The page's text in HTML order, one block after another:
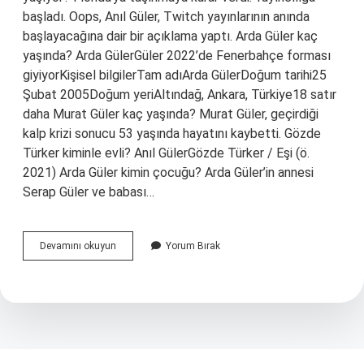
başladı. Oops, Anıl Güler, Twitch yayınlarının anında
başlayacağına dair bir açıklama yaptı. Arda Güler kaç
yaşında? Arda GülerGüler 2022’de Fenerbahçe forması
giyiyorKişisel bilgilerTam adıArda GülerDoğum tarihi25
Şubat 2005Doğum yeriAltındağ, Ankara, Türkiye18 satır
daha Murat Güler kaç yaşında? Murat Güler, geçirdiği
kalp krizi sonucu 53 yaşında hayatını kaybetti. Gözde
Türker kiminle evli? Anıl GülerGözde Türker / Eşi (ö.
2021) Arda Güler kimin çocuğu? Arda Güler’in annesi
Serap Güler ve babası…
Devamını okuyun
Güler
Yaşında
Yorum Bırak